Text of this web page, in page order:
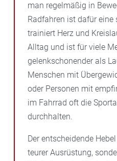
man regelmäßig in
Radfahren ist dafür eine
trainiert Herz und
Alltag und ist für viele
gelenkschonender als
Menschen mit
oder Personen mit
im Fahrrad oft die
durchhalten.
Der entscheidende
teurer Ausrüstung,